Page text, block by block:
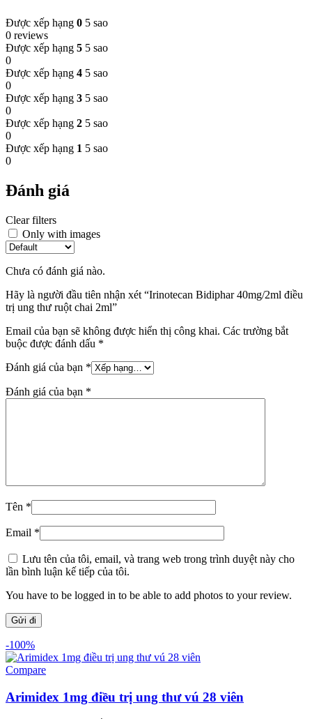
Được xếp hạng 0 5 sao
0 reviews
Được xếp hạng 5 5 sao
0
Được xếp hạng 4 5 sao
0
Được xếp hạng 3 5 sao
0
Được xếp hạng 2 5 sao
0
Được xếp hạng 1 5 sao
0
Đánh giá
Clear filters
Only with images
Chưa có đánh giá nào.
Hãy là người đầu tiên nhận xét “Irinotecan Bidiphar 40mg/2ml điều
trị ung thư ruột chai 2ml”
Email của bạn sẽ không được hiển thị công khai. Các trường bắt
buộc được đánh dấu *
Đánh giá của bạn *
Đánh giá của bạn *
Tên *
Email *
Lưu tên của tôi, email, và trang web trong trình duyệt này cho
lần bình luận kế tiếp của tôi.
You have to be logged in to be able to add photos to your review.
-100%
Compare
Arimidex 1mg điều trị ung thư vú 28 viên